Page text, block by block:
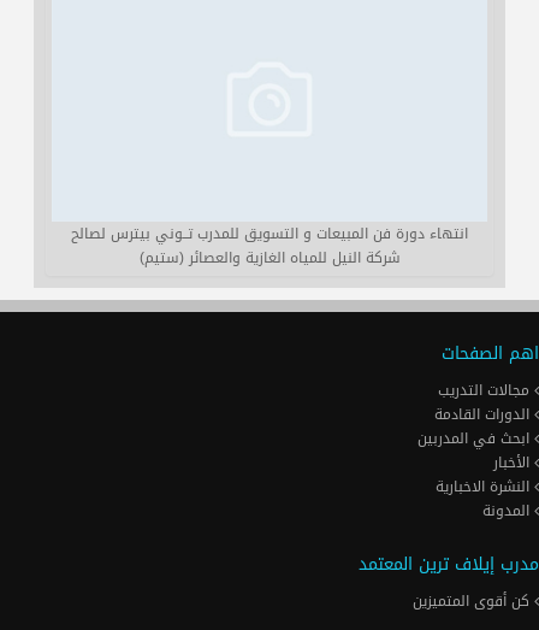
انتهاء دورة فن المبيعات و التسويق للمدرب تــوني بيترس لصالح
شركة النيل للمياه الغازية والعصائر (ستيم)
اهم الصفحات
مجالات التدريب
الدورات القادمة
ابحث في المدربين
الأخبار
النشرة الاخبارية
المدونة
مدرب إيلاف ترين المعتمد
كن أقوى المتميزين